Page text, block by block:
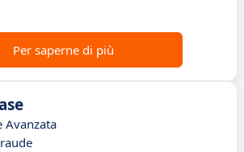
Per saperne di più
Avanzata